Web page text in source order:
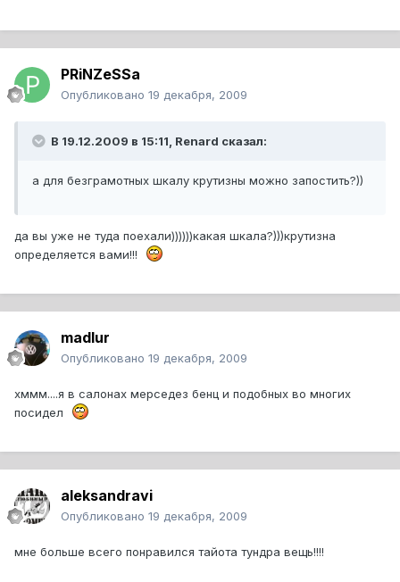
PRiNZeSSa
Опубликовано 19 декабря, 2009
В 19.12.2009 в 15:11, Renard сказал:
а для безграмотных шкалу крутизны можно запостить?))
да вы уже не туда поехали))))))какая шкала?)))крутизна
определяется вами!!!
madlur
Опубликовано 19 декабря, 2009
хммм....я в салонах мерседез бенц и подобных во многих
посидел
aleksandravi
Опубликовано 19 декабря, 2009
мне больше всего понравился тайота тундра вещь!!!!